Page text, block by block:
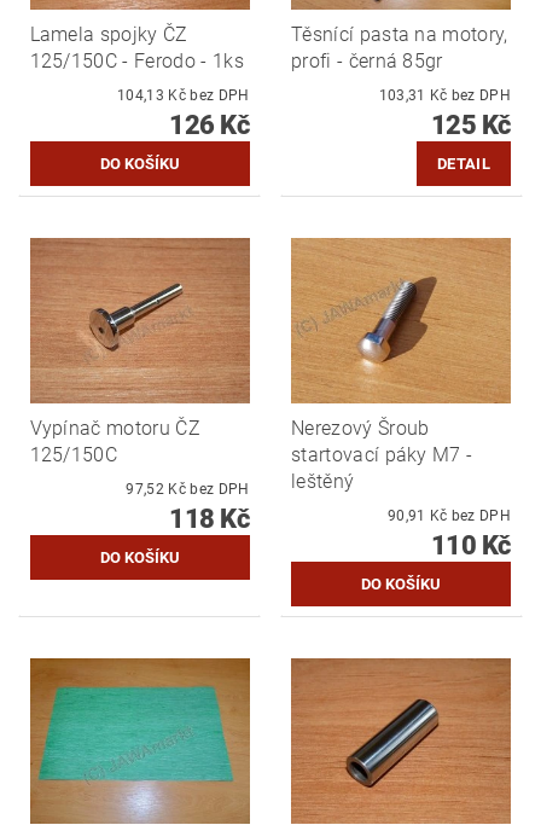
Lamela spojky ČZ
125/150C - Ferodo - 1ks
104,13 Kč bez DPH
126 Kč
Těsnící pasta na motory,
profi - černá 85gr
103,31 Kč bez DPH
125 Kč
DETAIL
Vypínač motoru ČZ
125/150C
97,52 Kč bez DPH
118 Kč
Nerezový Šroub
startovací páky M7 -
leštěný
90,91 Kč bez DPH
110 Kč